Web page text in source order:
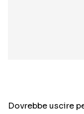
Dovrebbe uscire